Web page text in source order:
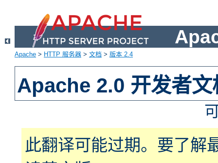
Apache > HTTP 服务器 > 文档 > 版本 2.4
Apache 2.0 开发者文
此翻译可能过期。要了解